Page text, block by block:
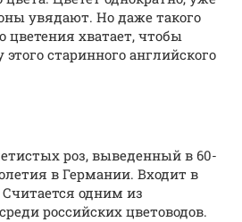
увядают. Но даже такого
цветения хватает, чтобы
старинного английского
роз, выведенный в 60-
в Германии. Входит в
одним из
российских цветоводов.